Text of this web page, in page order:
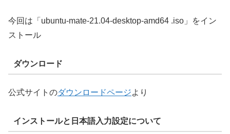
今回は「ubuntu-mate-21.04-desktop-amd64 .iso」をイン
ストール
ダウンロード
公式サイトのダウンロードページより
インストールと日本語入力設定について